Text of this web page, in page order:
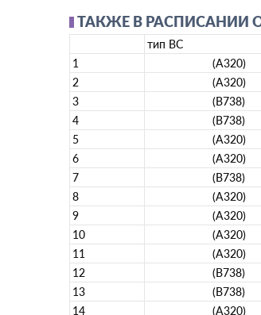
ТАКЖЕ В РАСПИСАНИИ
тип ВС
1
(A320)
2
(A320)
3
(B738)
4
(B738)
5
(A320)
6
(A320)
7
(B738)
8
(A320)
9
(A320)
10
(A320)
11
(A320)
12
(B738)
13
(B738)
14
(A320)